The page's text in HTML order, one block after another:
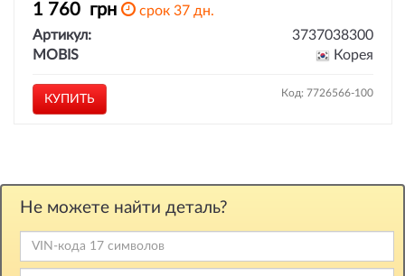
1 760 грн
срок 37 дн.
Артикул:
3737038300
MOBIS
Корея
КУПИТЬ Код: 7726566-100
Не можете найти деталь?